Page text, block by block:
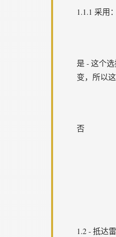
1.1.1 采用
是 - 这个
变，所以
否
1.2 - 抵达